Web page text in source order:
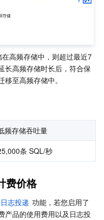
高频存储中，则超过最近7
长高频存储时长后，符合保
至高频存储中。
频存储吞吐量
条 SQL/秒
费价格
日志投递 功能，若您启用了
产品的使用费用以及日志投